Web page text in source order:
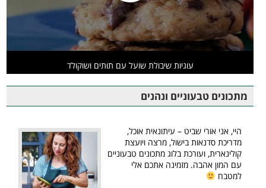
עוגיות שיבולת שועל עם תותים ושוקולד
מתכונים טבעוניים ונהנים
היי, אני אורי שביט – עיתונאית אוכל,
מדריכת סדנאות בישול, מרצה ויועצת
קולינארית, ועורכת בלוג מתכונים טבעוניים
עם המון אהבה. מזמינה אתכם אלי
למטבח